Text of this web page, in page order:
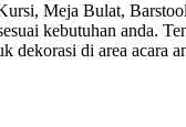
Meja Bulat,
kebutuhan anda.
dekorasi di area acara